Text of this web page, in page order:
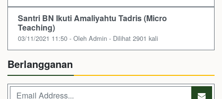
Santri BN Ikuti Amaliyahtu Tadris (Micro
Teaching)
03/11/2021 11:50 - Oleh Admin - Dilihat 2901 kali
Berlangganan